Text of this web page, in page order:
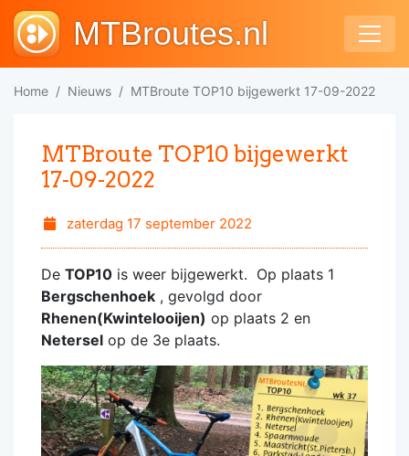
MTBroutes.nl
Home Nieuws MTBroute TOP10 bijgewerkt 17-09-2022
MTBroute TOP10 bijgewerkt
17-09-2022
zaterdag 17 september 2022
De TOP10 is weer bijgewerkt. Op plaats 1
Bergschenhoek , gevolgd door
Rhenen(Kwintelooijen) op plaats 2 en
Netersel op de 3e plaats.